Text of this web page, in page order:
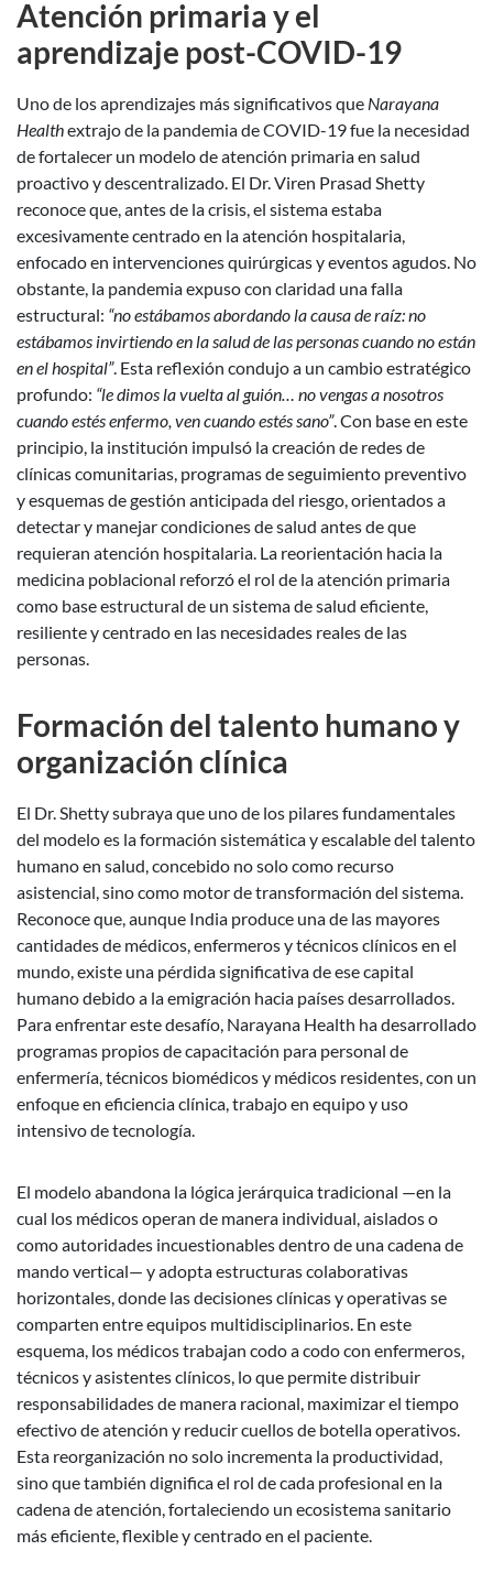
Atención primaria y el
aprendizaje post-COVID-19
Uno de los aprendizajes más significativos que Narayana
Healthextrajo de la pandemia de COVID-19 fue la necesidad
de fortalecer un modelo de atención primaria en salud
proactivo y descentralizado. El Dr. Viren Prasad Shetty
reconoce que, antes de la crisis, el sistema estaba
excesivamente centrado en la atención hospitalaria,
enfocado en intervenciones quirúrgicas y eventos agudos. No
obstante, la pandemia expuso con claridad una falla
estructural: “no estábamos abordando la causa de raíz: no
estábamos invirtiendo en la salud de las personas cuando no están
en el hospital”. Esta reflexión condujo a un cambio estratégico
profundo: “le dimos la vuelta al guión… no vengas a nosotros
cuando estés enfermo, ven cuando estés sano”. Con base en este
principio, la institución impulsó la creación de redes de
clínicas comunitarias, programas de seguimiento preventivo
y esquemas de gestión anticipada del riesgo, orientados a
detectar y manejar condiciones de salud antes de que
requieran atención hospitalaria. La reorientación hacia la
medicina poblacional reforzó el rol de la atención primaria
como base estructural de un sistema de salud eficiente,
resiliente y centrado en las necesidades reales de las
personas.
Formación del talento humano y
organización clínica
El Dr. Shetty subraya que uno de los pilares fundamentales
del modelo es la formación sistemática y escalable del talento
humano en salud, concebido no solo como recurso
asistencial, sino como motor de transformación del sistema.
Reconoce que, aunque India produce una de las mayores
cantidades de médicos, enfermeros y técnicos clínicos en el
mundo, existe una pérdida significativa de ese capital
humano debido a la emigración hacia países desarrollados.
Para enfrentar este desafío, Narayana Health ha desarrollado
programas propios de capacitación para personal de
enfermería, técnicos biomédicos y médicos residentes, con un
enfoque en eficiencia clínica, trabajo en equipo y uso
intensivo de tecnología.
El modelo abandona la lógica jerárquica tradicional —en la
cual los médicos operan de manera individual, aislados o
como autoridades incuestionables dentro de una cadena de
mando vertical— y adopta estructuras colaborativas
horizontales, donde las decisiones clínicas y operativas se
comparten entre equipos multidisciplinarios. En este
esquema, los médicos trabajan codo a codo con enfermeros,
técnicos y asistentes clínicos, lo que permite distribuir
responsabilidades de manera racional, maximizar el tiempo
efectivo de atención y reducir cuellos de botella operativos.
Esta reorganización no solo incrementa la productividad,
sino que también dignifica el rol de cada profesional en la
cadena de atención, fortaleciendo un ecosistema sanitario
más eficiente, flexible y centrado en el paciente.